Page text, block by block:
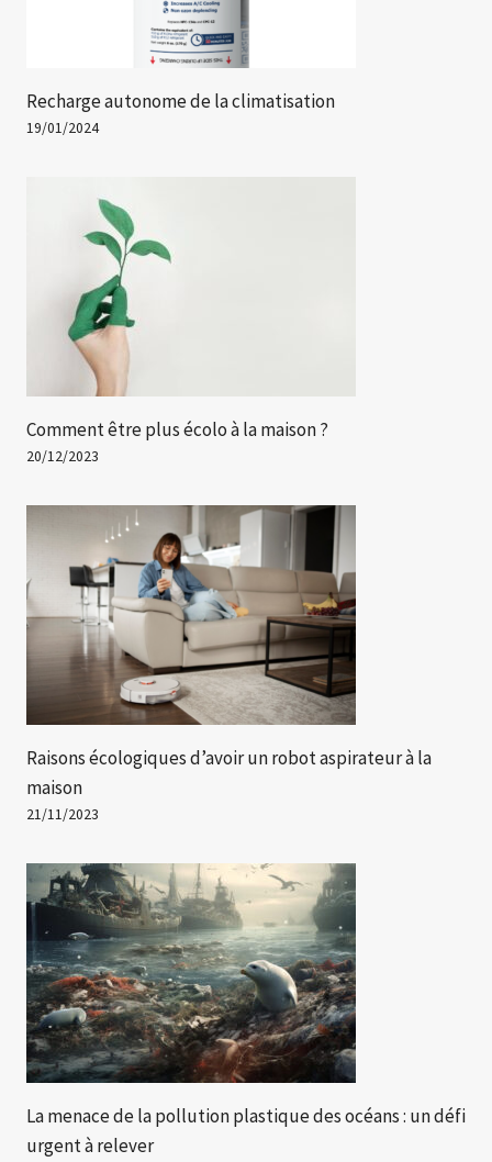
Recharge autonome de la climatisation
19/01/2024
Comment être plus écolo à la maison ?
20/12/2023
Raisons écologiques d’avoir un robot aspirateur à la
maison
21/11/2023
La menace de la pollution plastique des océans : un défi
urgent à relever